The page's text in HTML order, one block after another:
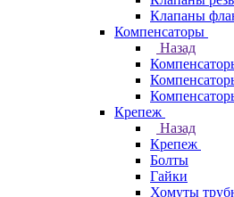
Клапаны
Компенсаторы
Назад
Крепеж
Назад
Крепеж
Болты
Гайки
Хомуты